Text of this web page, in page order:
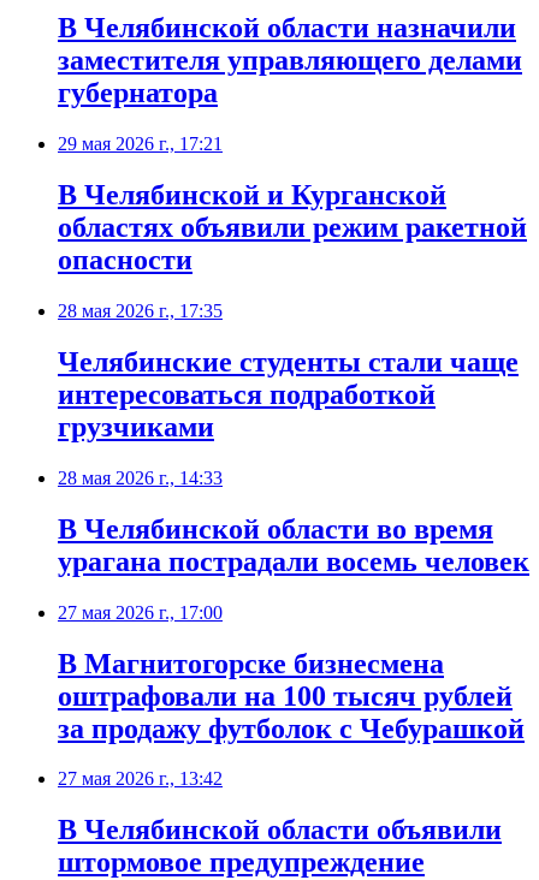
В Челябинской области назначили
заместителя управляющего делами
губернатора
29 мая 2026 г., 17:21
В Челябинской и Курганской
областях объявили режим ракетной
опасности
28 мая 2026 г., 17:35
Челябинские студенты стали чаще
интересоваться подработкой
грузчиками
28 мая 2026 г., 14:33
В Челябинской области во время
урагана пострадали восемь человек
27 мая 2026 г., 17:00
В Магнитогорске бизнесмена
оштрафовали на 100 тысяч рублей
за продажу футболок с Чебурашкой
27 мая 2026 г., 13:42
В Челябинской области объявили
штормовое предупреждение